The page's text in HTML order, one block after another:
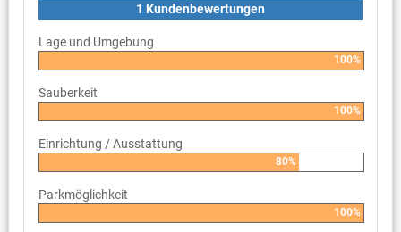
1 Kundenbewertungen
Lage und Umgebung
100%
Sauberkeit
100%
Einrichtung / Ausstattung
80%
Parkmöglichkeit
100%